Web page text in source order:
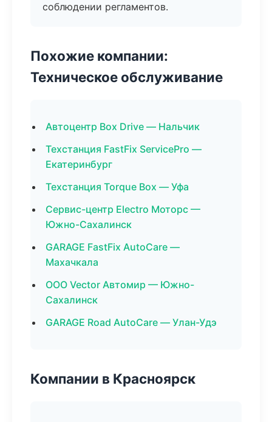
соблюдении регламентов.
Похожие компании:
Техническое обслуживание
Автоцентр Box Drive — Нальчик
Техстанция FastFix ServicePro —
Екатеринбург
Техстанция Torque Box — Уфа
Сервис-центр Electro Моторс —
Южно-Сахалинск
GARAGE FastFix AutoCare —
Махачкала
ООО Vector Автомир — Южно-
Сахалинск
GARAGE Road AutoCare — Улан-Удэ
Компании в Красноярск